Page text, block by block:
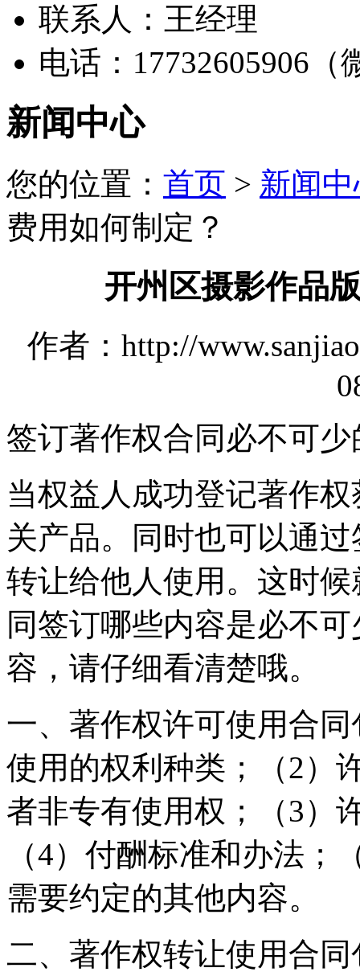
联系人：王经理
电话：17732605906（
新闻中心
您的位置： 首页 > 新闻
费用如何制定？
开州区摄影作品
作者：http://
签订著作权合同必不可
当权益人成功登记著作
关产品。同时也可以通
转让给他人使用。这时
同签订哪些内容是必不
容，请仔细看清楚哦。
一、著作权许可使用合
使用的权利种类；（2）
者非专有使用权；（3）
（4）付酬标准和办法；
需要约定的其他内容。
二、著作权转让使用合